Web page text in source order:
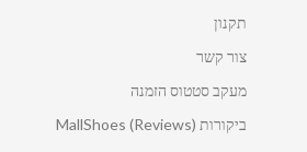
תקנון
צור קשר
מעקב סטטוס הזמנה
ביקורות MallShoes (Reviews)